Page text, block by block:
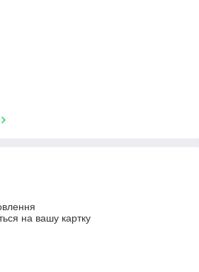
на вашу картку